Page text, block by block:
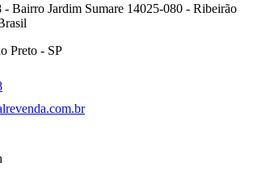
- Bairro Jardim Sumare 14025-080 - Ribeirão
Preto - SP